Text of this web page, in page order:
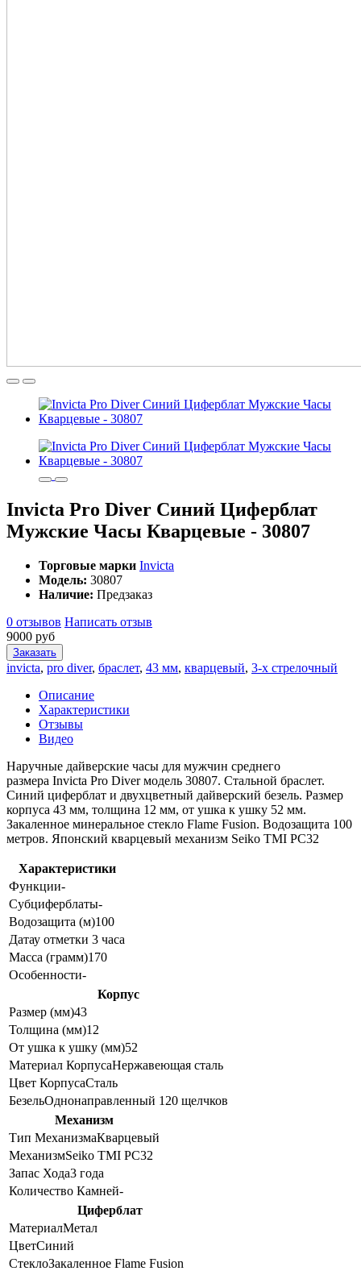
Invicta Pro Diver Синий Циферблат
Мужские Часы Кварцевые - 30807
Торговые марки Invicta
Модель: 30807
Наличие: Предзаказ
0 отзывов Написать отзыв
9000 руб
Заказать
invicta, pro diver, браслет, 43 мм, кварцевый, 3-х стрелочный
Описание
Характеристики
Отзывы
Видео
Наручные дайверские часы для мужчин среднего
размера Invicta Pro Diver модель 30807. Стальной браслет.
Синий циферблат и двухцветный дайверский безель. Размер
корпуса 43 мм, толщина 12 мм, от ушка к ушку 52 мм.
Закаленное минеральное стекло Flame Fusion. Водозащита 100
метров. Японский кварцевый механизм Seiko TMI PC32
Характеристики
Функции-
Субциферблаты-
Водозащита (м)100
Датау отметки 3 часа
Масса (грамм)170
Особенности-
Корпус
Размер (мм)43
Толщина (мм)12
От ушка к ушку (мм)52
Материал КорпусаНержавеющая сталь
Цвет КорпусаСталь
БезельОднонаправленный 120 щелчков
Механизм
Тип МеханизмаКварцевый
МеханизмSeiko TMI PC32
Запас Хода3 года
Количество Камней-
Циферблат
МатериалМетал
ЦветСиний
СтеклоЗакаленное Flame Fusion